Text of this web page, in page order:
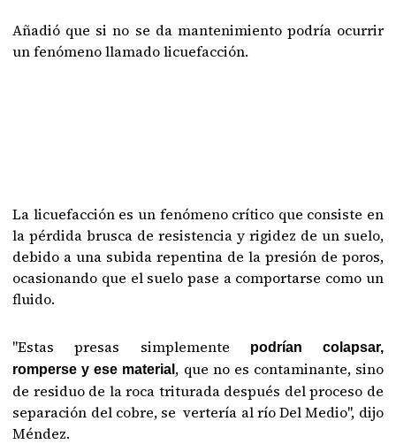
Añadió que si no se da mantenimiento podría ocurrir
un fenómeno llamado licuefacción.
La licuefacción es un fenómeno crítico que consiste en
la pérdida brusca de resistencia y rigidez de un suelo,
debido a una subida repentina de la presión de poros,
ocasionando que el suelo pase a comportarse como un
fluido.
"Estas presas simplemente podrían colapsar,
romperse y ese material , que no es contaminante, sino
de residuo de la roca triturada después del proceso de
separación del cobre, se vertería al río Del Medio", dijo
Méndez.